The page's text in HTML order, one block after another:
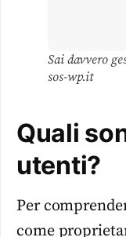
Sai davvero
sos-wp.it
Quali
utenti?
Per
come